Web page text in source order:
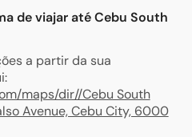
de viajar até Cebu South
a partir da sua
maps/dir//Cebu South
Avenue, Cebu City, 6000